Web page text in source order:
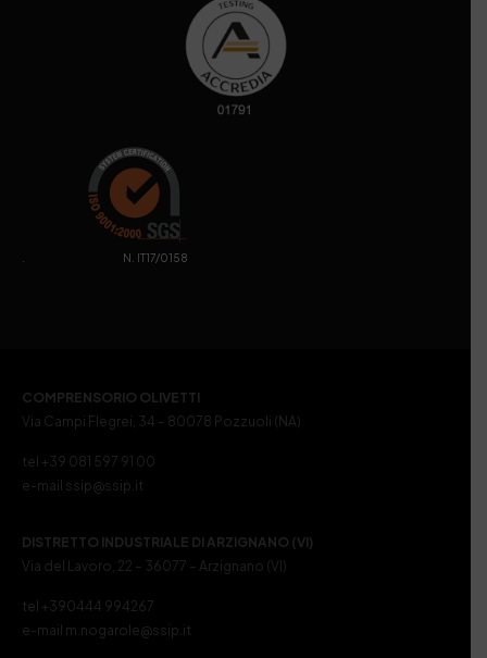
. N. IT17/0158
COMPRENSORIO OLIVETTI
Via Campi Flegrei, 34 – 80078 Pozzuoli (NA)
tel +39 081 597 91 00
e-mail ssip@ssip.it
DISTRETTO INDUSTRIALE DI ARZIGNANO (VI)
Via del Lavoro, 22 – 36077 – Arzignano (VI)
tel +390444 994267
e-mail m.nogarole@ssip.it